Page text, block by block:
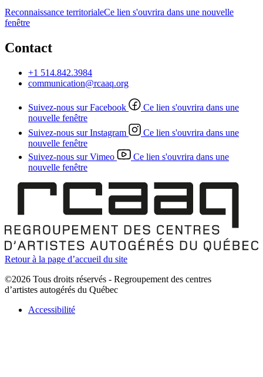
Reconnaissance territorialeCe lien s'ouvrira dans une nouvelle
fenêtre
Contact
+1 514.842.3984
communication@rcaaq.org
Suivez-nous sur Facebook
Ce lien s'ouvrira dans une
nouvelle fenêtre
Suivez-nous sur Instagram
Ce lien s'ouvrira dans une
nouvelle fenêtre
Suivez-nous sur Vimeo
Ce lien s'ouvrira dans une
nouvelle fenêtre
Retour à la page d’accueil du site
©2026 Tous droits réservés - Regroupement des centres
d’artistes autogérés du Québec
Accessibilité